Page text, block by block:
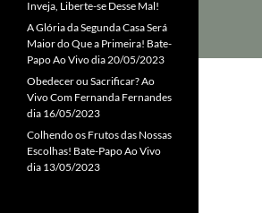
el
Inveja, Liberte-se Desse Mal!
A Glória da Segunda Casa Será
Maior do Que a Primeira! Bate-
Papo Ao Vivo dia 20/05/2023
Obedecer ou Sacrificar? Ao
Vivo Com Fernanda Fernandes
dia 16/05/2023
Colhendo os Frutos das Nossas
Escolhas! Bate-Papo Ao Vivo
dia 13/05/2023